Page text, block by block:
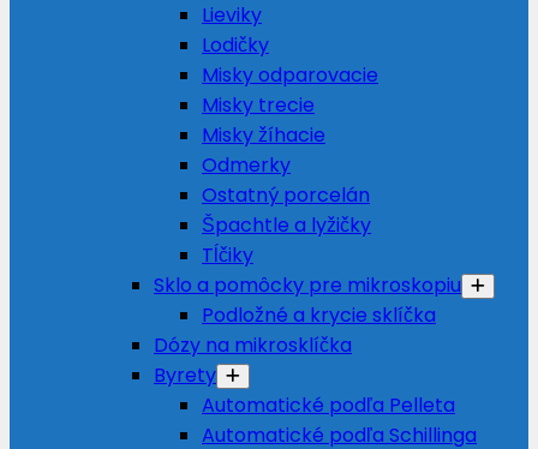
Lieviky
Lodičky
Misky odparovacie
Misky trecie
Misky žíhacie
Odmerky
Ostatný porcelán
Špachtle a lyžičky
Tĺčiky
Sklo a pomôcky pre mikroskopiu
Podložné a krycie sklíčka
Dózy na mikrosklíčka
Byrety
Automatické podľa Pelleta
Automatické podľa Schillinga